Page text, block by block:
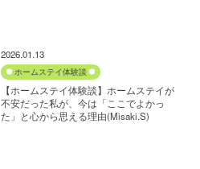
2026.01.13
ホームステイ体験談
【ホームステイ体験談】ホームステイが
不安だった私が、今は「ここでよかっ
た」と心から思える理由(Misaki.S)